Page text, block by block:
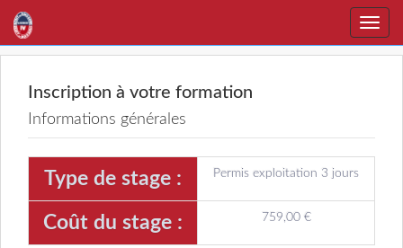
Toggle
Inscription à votre formation
Informations générales
Type de stage : Permis exploitation 3 jours
Coût du stage : 759,00 €